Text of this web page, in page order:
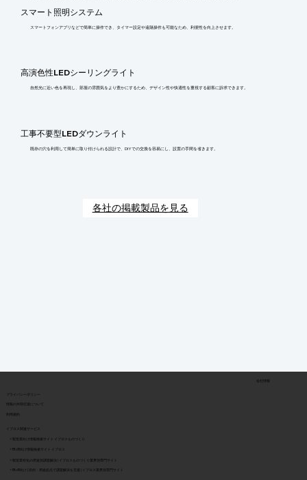
スマート照明システム
スマートフォンアプリなどで簡単に操作でき、タイマー設定や遠隔操作も可能なため、利便性を向上させます。
高演色性LEDシーリングライト
自然光に近い色を再現し、部屋の雰囲気をより豊かにするため、デザイン性や快適性を重視する顧客に訴求できます。
工事不要型LEDダウンライト
既存の穴を利用して簡単に取り付けられる設計で、DIYでの交換を容易にし、設置の手間を省きます。
各社の掲載製品を見る
​プライバシーポリシー
​情報の外部伝達について
利用規約
会社情報
> 製造業特化の用途別課題解決 | イプロスものづくり業界別専門サイト
> BtoB向け情報検索サイト イプロス
> BtoB向け | 目的・用途起点で課題解決を支援 | イプロス業界別専門サイト
> 製造業向け情報検索サイト イプロスものづくり
イプロス関連サービス